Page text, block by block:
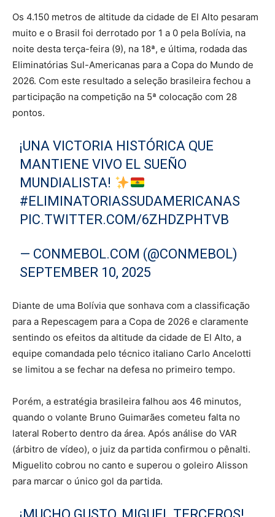
Os 4.150 metros de altitude da cidade de El Alto pesaram
muito e o Brasil foi derrotado por 1 a 0 pela Bolívia, na
noite desta terça-feira (9), na 18ª, e última, rodada das
Eliminatórias Sul-Americanas para a Copa do Mundo de
2026. Com este resultado a seleção brasileira fechou a
participação na competição na 5ª colocação com 28
pontos.
¡UNA VICTORIA HISTÓRICA QUE
MANTIENE VIVO EL SUEÑO
MUNDIALISTA!
#ELIMINATORIASSUDAMERICANAS
PIC.TWITTER.COM/6ZHDZPHTVB
— CONMEBOL.COM (@CONMEBOL)
SEPTEMBER 10, 2025
Diante de uma Bolívia que sonhava com a classificação
para a Repescagem para a Copa de 2026 e claramente
sentindo os efeitos da altitude da cidade de El Alto, a
equipe comandada pelo técnico italiano Carlo Ancelotti
se limitou a se fechar na defesa no primeiro tempo.
Porém, a estratégia brasileira falhou aos 46 minutos,
quando o volante Bruno Guimarães cometeu falta no
lateral Roberto dentro da área. Após análise do VAR
(árbitro de vídeo), o juiz da partida confirmou o pênalti.
Miguelito cobrou no canto e superou o goleiro Alisson
para marcar o único gol da partida.